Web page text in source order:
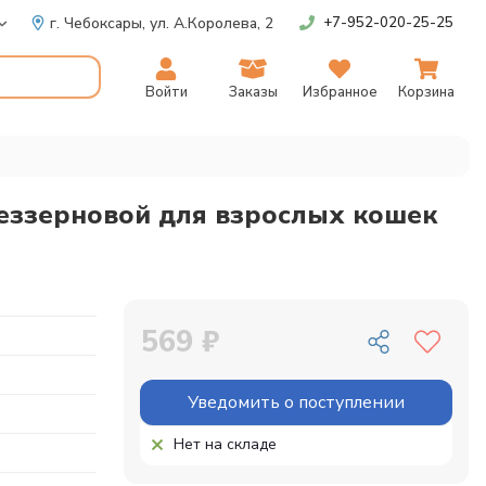
г. Чебоксары, ул. А.Королева, 2 +7-952-020-25-25
Войти Заказы Избранное Корзина
для взрослых кошек
569 ₽
Уведомить о поступлении
Нет на складе